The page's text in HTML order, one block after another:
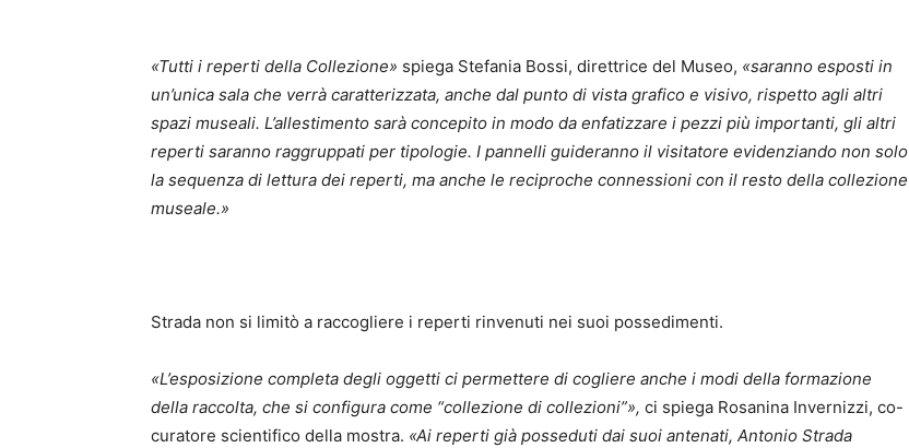
«Tutti i reperti della Collezione» spiega Stefania Bossi, direttrice del Museo, «saranno esposti in
un’unica sala che verrà caratterizzata, anche dal punto di vista grafico e visivo, rispetto agli altri
spazi museali. L’allestimento sarà concepito in modo da enfatizzare i pezzi più importanti, gli altri
reperti saranno raggruppati per tipologie. I pannelli guideranno il visitatore evidenziando non solo
la sequenza di lettura dei reperti, ma anche le reciproche connessioni con il resto della collezione
museale.»
Strada non si limitò a raccogliere i reperti rinvenuti nei suoi possedimenti.
«L’esposizione completa degli oggetti ci permettere di cogliere anche i modi della formazione
della raccolta, che si configura come “collezione di collezioni”», ci spiega Rosanina Invernizzi, co-
curatore scientifico della mostra. «Ai reperti già posseduti dai suoi antenati, Antonio Strada